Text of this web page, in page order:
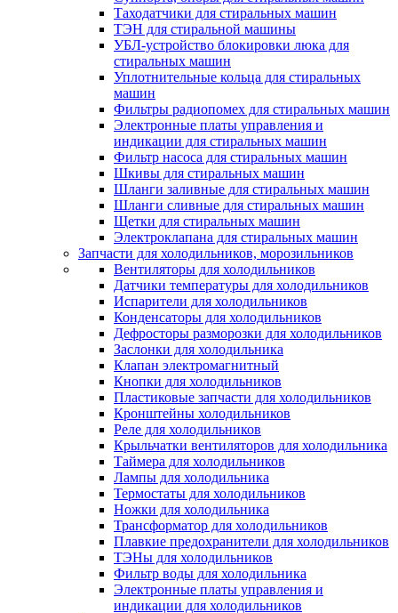
Таходатчики для стиральных машин
ТЭН для стиральной машины
УБЛ-устройство блокировки люка для
стиральных машин
Уплотнительные кольца для стиральных
машин
Фильтры радиопомех для стиральных машин
Электронные платы управления и
индикации для стиральных машин
Фильтр насоса для стиральных машин
Шкивы для стиральных машин
Шланги заливные для стиральных машин
Шланги сливные для стиральных машин
Щетки для стиральных машин
Электроклапана для стиральных машин
Запчасти для холодильников, морозильников
Вентиляторы для холодильников
Датчики температуры для холодильников
Испарители для холодильников
Конденсаторы для холодильников
Дефросторы разморозки для холодильников
Заслонки для холодильника
Клапан электромагнитный
Кнопки для холодильников
Пластиковые запчасти для холодильников
Кронштейны холодильников
Реле для холодильников
Крыльчатки вентиляторов для холодильника
Таймера для холодильников
Лампы для холодильника
Термостаты для холодильников
Ножки для холодильника
Трансформатор для холодильников
Плавкие предохранители для холодильников
ТЭНы для холодильников
Фильтр воды для холодильника
Электронные платы управления и
индикации для холодильников